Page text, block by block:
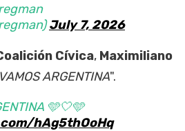
July 7, 2026
Cívica, Maximiliano
VAMOS ARGENTINA".
🩵🤍🩵
hAg5thOoHq